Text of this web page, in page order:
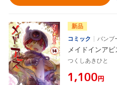
新品
コミック
バンブ
メイドインア
つくしあきひと
¥1,100円